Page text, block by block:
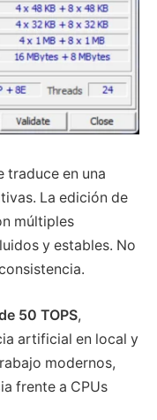
traduce en una
La edición de
múltiples
y estables. No
50 TOPS,
artificial en local y
modernos,
frente a CPUs